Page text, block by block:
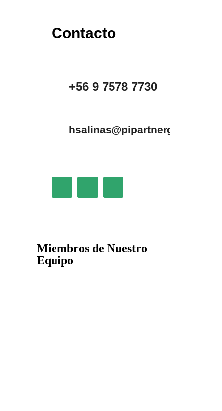
Contacto
+56 9 7578 7730
hsalinas@pipartnergroup.com
Miembros de Nuestro
Equipo